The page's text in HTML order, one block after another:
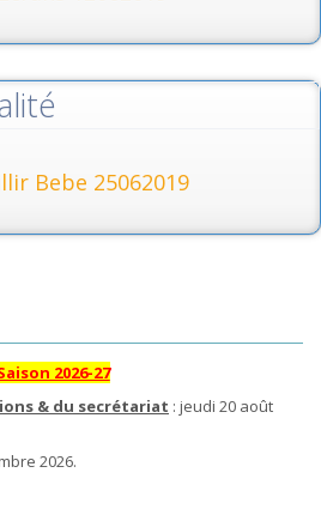
2026-27
& du secrétariat : jeudi 20 août
2026.